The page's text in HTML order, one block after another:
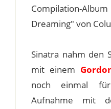
Compilation-
Dreaming" von
Sinatra nahm den
mit einem
noch einmal
Aufnahme mit